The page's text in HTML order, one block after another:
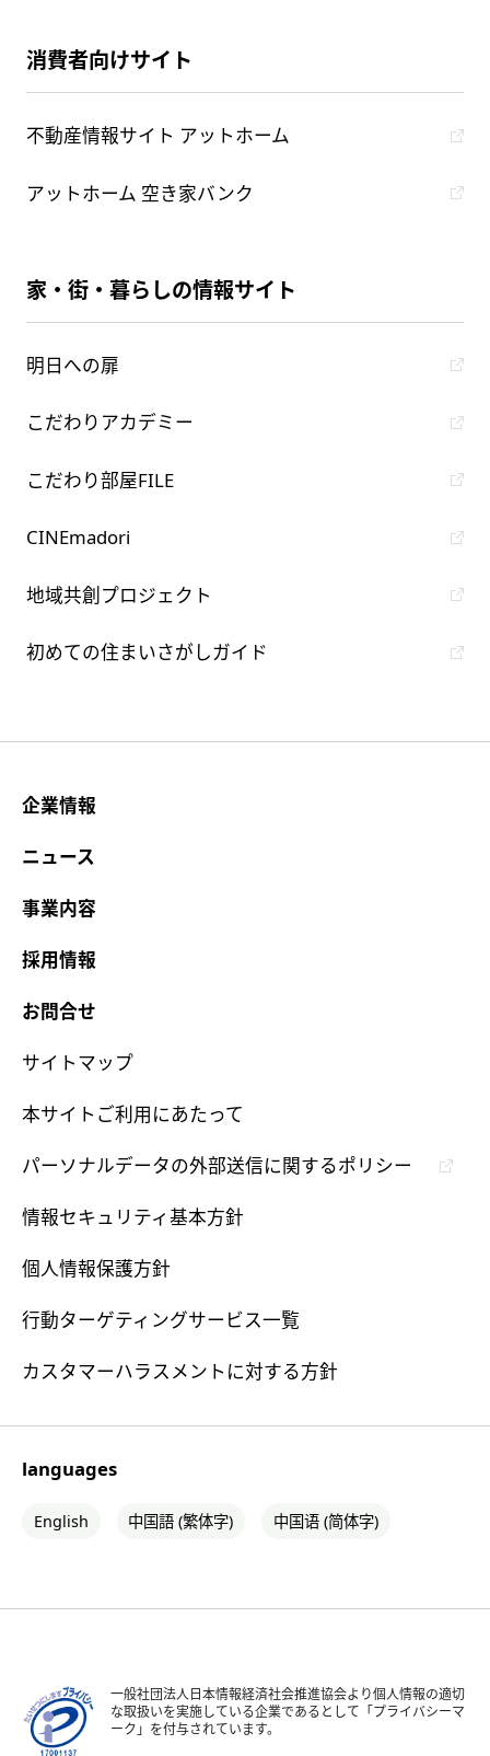
消費者向けサイト
不動産情報サイト アットホーム
アットホーム 空き家バンク
家・街・暮らしの情報サイト
明日への扉
こだわりアカデミー
こだわり部屋FILE
CINEmadori
地域共創プロジェクト
初めての住まいさがしガイド
企業情報
ニュース
事業内容
採用情報
お問合せ
サイトマップ
本サイトご利用にあたって
パーソナルデータの外部送信に関するポリシー
情報セキュリティ基本方針
個人情報保護方針
行動ターゲティングサービス一覧
カスタマーハラスメントに対する方針
languages
English 中国語 (繁体字) 中国语 (简体字)
一般社団法人日本情報経済社会推進協会より個人情報の適切
な取扱いを実施している企業であるとして「プライバシーマ
ーク」を付与されています。